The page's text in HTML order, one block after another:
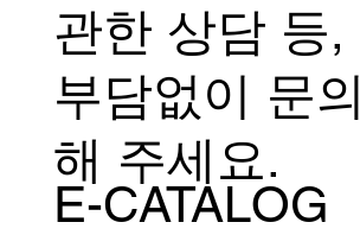
관한 상담 등,
부담없이 문의
해 주세요.
E-CATALOG